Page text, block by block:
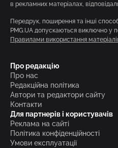
в рекламних матеріалах,
Передрук, поширення та інші
PMG.UA допускаються виключно у
Правилами використання
Про редакцію
Про нас
Редакційна політика
Автори та редактори сайту
Контакти
Для партнерів і користувачів
Реклама на сайті
Політика конфіденційності
Умови експлуатації